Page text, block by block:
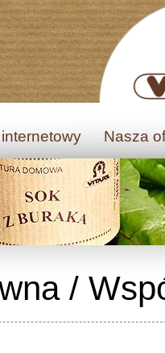
Nasza
/